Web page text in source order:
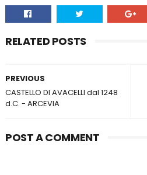
RELATED POSTS
PREVIOUS
CASTELLO DI AVACELLI dal 1248
d.C. - ARCEVIA
POST A COMMENT